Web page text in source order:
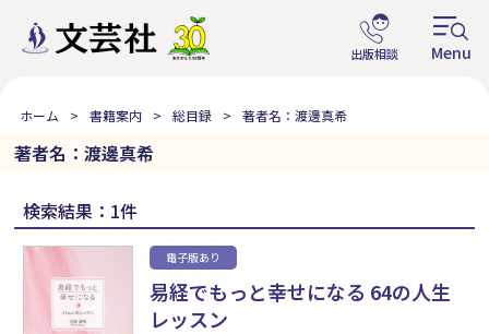
ホーム 書籍案内 総目録 著者名：渡邊真希
著者名：渡邊真希
検索結果：1件
電子版あり
易経でもっと幸せになる 64の人生
レッスン